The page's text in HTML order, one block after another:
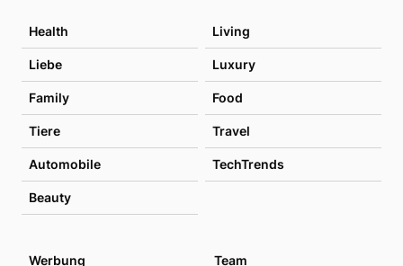
Health Living
Liebe Luxury
Family Food
Tiere Travel
Automobile TechTrends
Beauty
Werbung Team